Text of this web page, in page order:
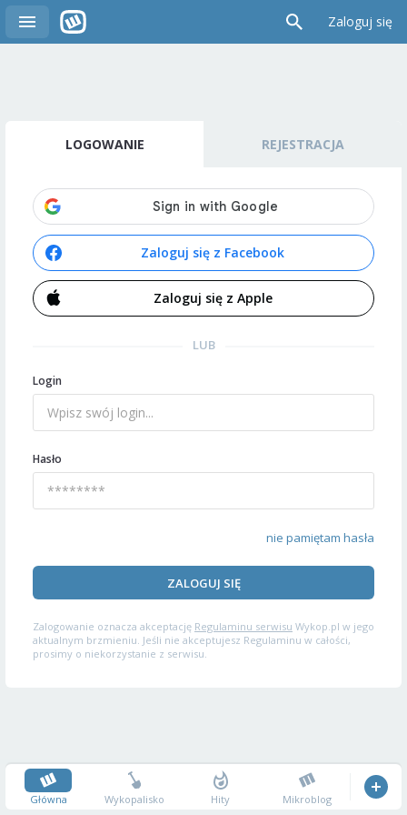
Zaloguj się
LOGOWANIE REJESTRACJA
Zaloguj się z Facebook
Zaloguj się z Apple
LUB
Login
Hasło
nie pamiętam hasła
ZALOGUJ SIĘ
Zalogowanie oznacza akceptację Regulaminu serwisu Wykop.pl w jego
aktualnym brzmieniu. Jeśli nie akceptujesz Regulaminu w całości,
prosimy o niekorzystanie z serwisu.
Główna Wykopalisko Hity Mikroblog